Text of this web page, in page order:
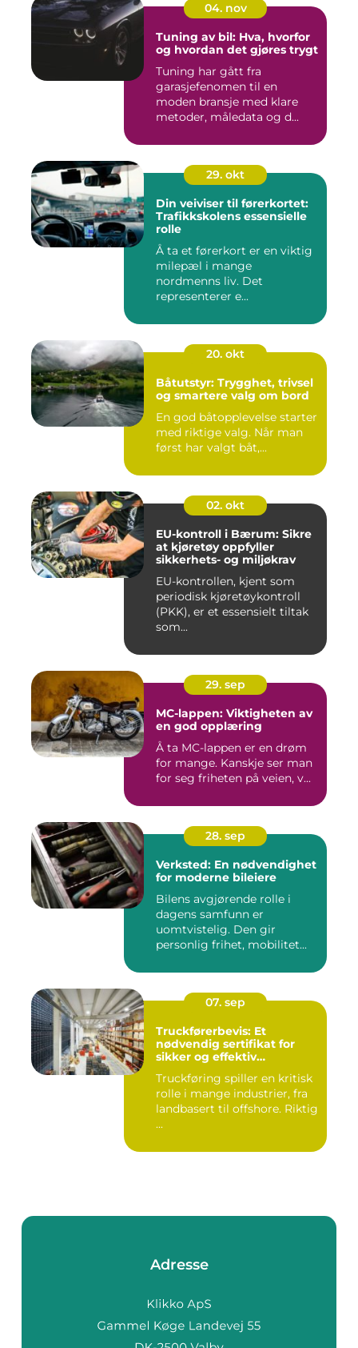
04. nov
Tuning av bil: Hva, hvorfor
og hvordan det gjøres trygt
Tuning har gått fra
garasjefenomen til en
moden bransje med klare
metoder, måledata og d...
29. okt
Din veiviser til førerkortet:
Trafikkskolens essensielle
rolle
Å ta et førerkort er en viktig
milepæl i mange
nordmenns liv. Det
representerer e...
20. okt
Båtutstyr: Trygghet, trivsel
og smartere valg om bord
En god båtopplevelse starter
med riktige valg. Når man
først har valgt båt,...
02. okt
EU-kontroll i Bærum: Sikre
at kjøretøy oppfyller
sikkerhets- og miljøkrav
EU-kontrollen, kjent som
periodisk kjøretøykontroll
(PKK), er et essensielt tiltak
som...
29. sep
MC-lappen: Viktigheten av
en god opplæring
Å ta MC-lappen er en drøm
for mange. Kanskje ser man
for seg friheten på veien, v...
28. sep
Verksted: En nødvendighet
for moderne bileiere
Bilens avgjørende rolle i
dagens samfunn er
uomtvistelig. Den gir
personlig frihet, mobilitet...
07. sep
Truckførerbevis: Et
nødvendig sertifikat for
sikker og effektiv
Truckføring spiller en kritisk
rolle i mange industrier, fra
landbasert til offshore. Riktig
...
Adresse